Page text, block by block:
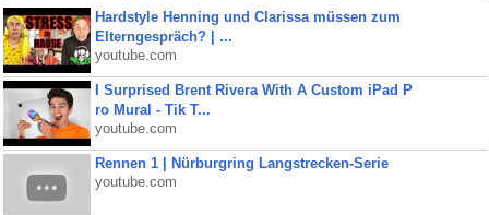
Hardstyle Henning und Clarissa müssen zum
Elterngespräch? | ...
youtube.com
I Surprised Brent Rivera With A Custom iPad P
ro Mural - Tik T...
youtube.com
Rennen 1 | Nürburgring Langstrecken-Serie
youtube.com